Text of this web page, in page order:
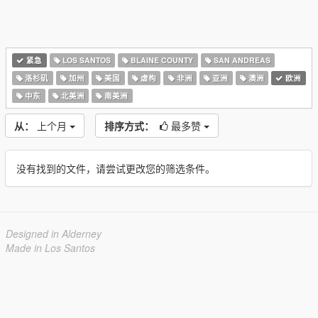
紧急 LOS SANTOS BLAINE COUNTY
SAN ANDREAS
洛杉矶
加州 美国 虚构 非洲 亚洲 澳洲
欧洲
中东
北美洲 南美洲
从： 上个月 排序方式： 最多赞
没有找到的文件，请尝试更改您的筛选条件。
Designed in Alderney
Made in Los Santos